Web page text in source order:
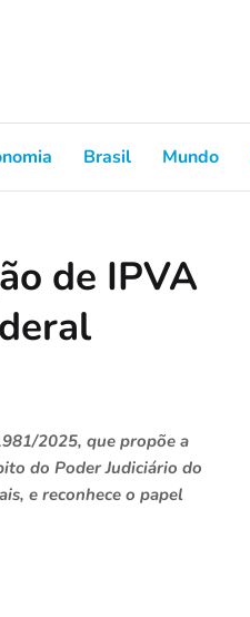
Brasil Mundo
de IPVA
2025, que propõe a
do Poder Judiciário do
e reconhece o papel